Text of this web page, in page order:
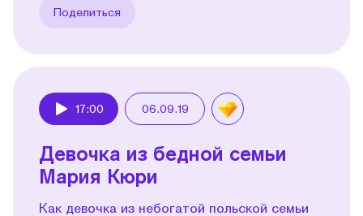
Поделиться
17:00 06.09.19
Девочка из бедной семьи
Мария Кюри
Как девочка из небогатой польской семьи